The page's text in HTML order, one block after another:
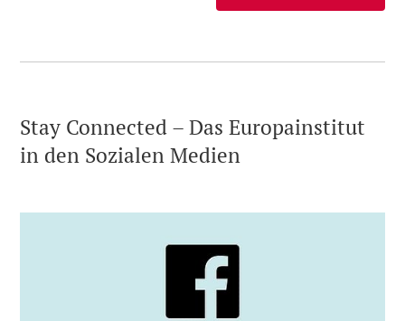
Stay Connected – Das Europainstitut
in den Sozialen Medien